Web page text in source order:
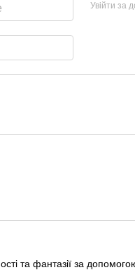
Увійти за
та фантазії за